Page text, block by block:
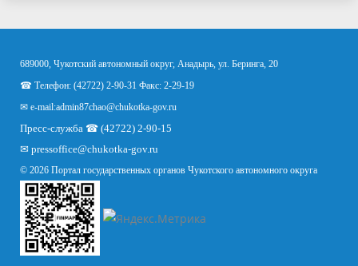
689000, Чукотский автономный округ, Анадырь, ул. Беринга, 20
☎ Телефон: (42722) 2-90-31 Факс: 2-29-19
✉ e-mail:admin87chao@chukotka-gov.ru
Пресс-служба ☎ (42722) 2-90-15
✉ pressoffice@chukotka-gov.ru
© 2026 Портал государственных органов Чукотского автономного округа